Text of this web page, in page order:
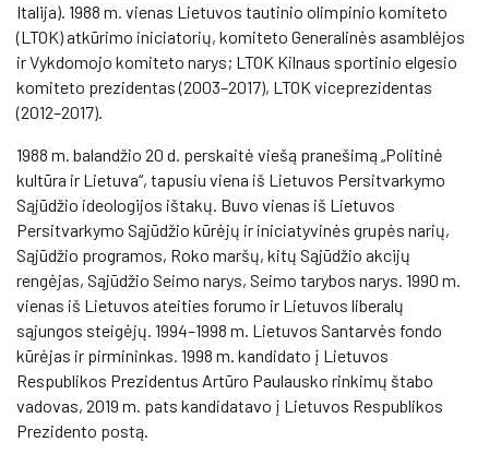
Italija). 1988 m. vienas Lietuvos tautinio olimpinio komiteto
(LTOK) atkūrimo iniciatorių, komiteto Generalinės asamblėjos
ir Vykdomojo komiteto narys; LTOK Kilnaus sportinio elgesio
komiteto prezidentas (2003–2017), LTOK viceprezidentas
(2012–2017).
1988 m. balandžio 20 d. perskaitė viešą pranešimą „Politinė
kultūra ir Lietuva“, tapusiu viena iš Lietuvos Persitvarkymo
Sąjūdžio ideologijos ištakų. Buvo vienas iš Lietuvos
Persitvarkymo Sąjūdžio kūrėjų ir iniciatyvinės grupės narių,
Sąjūdžio programos, Roko maršų, kitų Sąjūdžio akcijų
rengėjas, Sąjūdžio Seimo narys, Seimo tarybos narys. 1990 m.
vienas iš Lietuvos ateities forumo ir Lietuvos liberalų
sąjungos steigėjų. 1994–1998 m. Lietuvos Santarvės fondo
kūrėjas ir pirmininkas. 1998 m. kandidato į Lietuvos
Respublikos Prezidentus Artūro Paulausko rinkimų štabo
vadovas, 2019 m. pats kandidatavo į Lietuvos Respublikos
Prezidento postą.